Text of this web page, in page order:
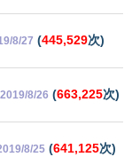
8/27 (445,529次)
2019/8/26 (663,225次)
8/25 (641,125次)